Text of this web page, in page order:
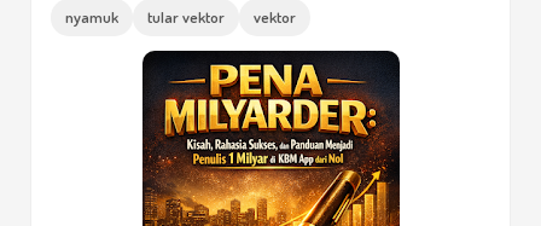
nyamuk
tular vektor vektor